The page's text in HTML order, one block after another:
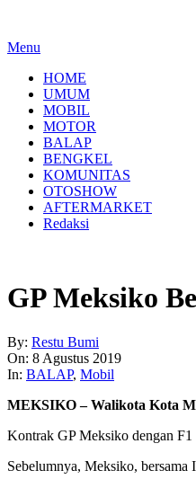
Menu
HOME
UMUM
MOBIL
MOTOR
BALAP
BENGKEL
KOMUNITAS
OTOSHOW
AFTERMARKET
Redaksi
GP Meksiko
By: Restu Bumi
On: 8 Agustus 2019
In: BALAP, Mobil
MEKSIKO – Walikota Kota
Kontrak GP Meksiko dengan
Sebelumnya, Meksiko,